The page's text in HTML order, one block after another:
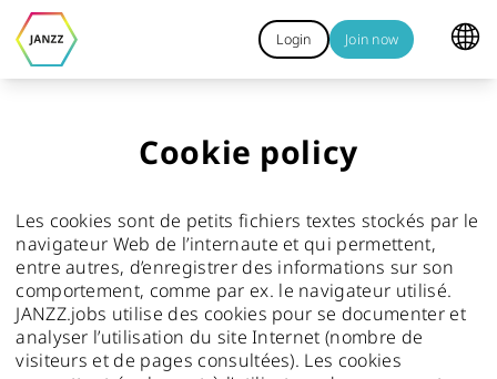
Login Join now
Cookie policy
Les cookies sont de petits fichiers textes stockés par le
navigateur Web de l’internaute et qui permettent,
entre autres, d’enregistrer des informations sur son
comportement, comme par ex. le navigateur utilisé.
JANZZ.jobs utilise des cookies pour se documenter et
analyser l’utilisation du site Internet (nombre de
visiteurs et de pages consultées). Les cookies